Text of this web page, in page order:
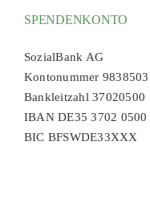
SPENDENKONTO
SozialBank AG
Kontonummer 9838503
Bankleitzahl 37020500
IBAN DE35 3702 0500
BIC BFSWDE33XXX